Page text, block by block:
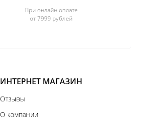
При онлайн оплате
от 7999 рублей
ИНТЕРНЕТ МАГАЗИН
Отзывы
О компании